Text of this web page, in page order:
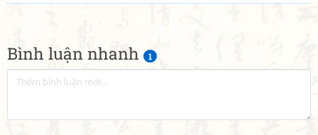
Bình luận nhanh 1